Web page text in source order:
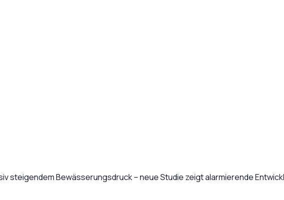
steigendem Bewässerungsdruck – neue Studie zeigt alarmierende